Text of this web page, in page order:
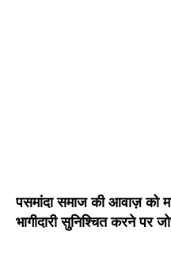
पसमांदा समाज की आवाज़ को
भागीदारी सुनिश्चित करने पर